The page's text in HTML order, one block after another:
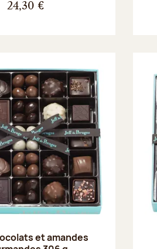
24,30 €
et amandes